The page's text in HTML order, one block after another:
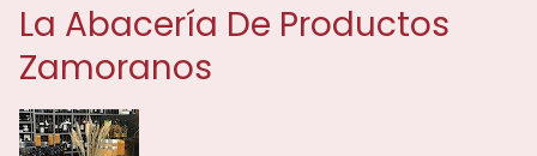
La Abacería De Productos
Zamoranos